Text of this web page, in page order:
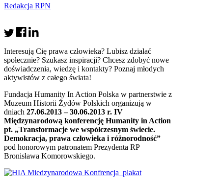
Redakcja RPN
Interesują Cię prawa człowieka? Lubisz działać
społecznie? Szukasz inspiracji? Chcesz zdobyć nowe
doświadczenia, wiedzę i kontakty? Poznaj młodych
aktywistów z całego świata!
Fundacja Humanity In Action Polska w partnerstwie z
Muzeum Historii Żydów Polskich organizują w
dniach 27.06.2013 – 30.06.2013 r. IV
Międzynarodową konferencję Humanity in Action
pt. „Transformacje we współczesnym świecie.
Demokracja, prawa człowieka i różnorodność”
pod honorowym patronatem Prezydenta RP
Bronisława Komorowskiego.